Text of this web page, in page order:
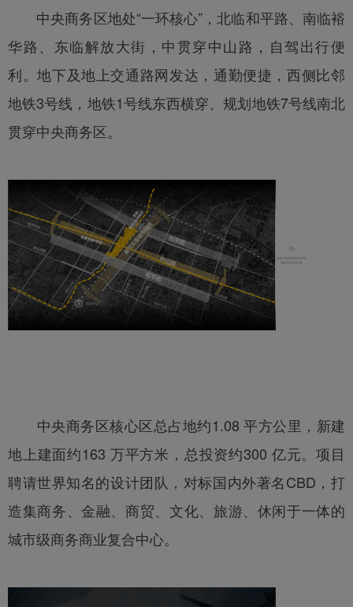
中央商务区地处“一环核心”，北临和平路、南临裕
华路、东临解放大街，中贯穿中山路，自驾出行便
利。地下及地上交通路网发达，通勤便捷，西侧比邻
地铁3号线，地铁1号线东西横穿、规划地铁7号线南北
贯穿中央商务区。
中央商务区核心区总占地约1.08 平方公里，新建
地上建面约163 万平方米，总投资约300 亿元。项目
聘请世界知名的设计团队，对标国内外著名CBD，打
造集商务、金融、商贸、文化、旅游、休闲于一体的
城市级商务商业复合中心。